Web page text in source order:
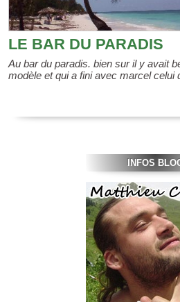
LE BAR DU PARADIS
Au bar du paradis. bien sur il y avait
modèle et qui a fini avec marcel celui
INFOS